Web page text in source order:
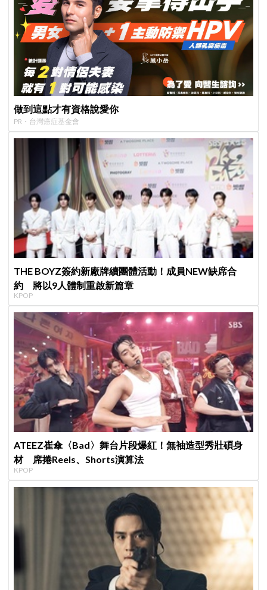
做到這點才有資格說愛你
PR・台灣癌症基金會
THE BOYZ簽約新廠牌續團體活動！成員NEW缺席合
約 將以9人體制重啟新篇章
KPOP
ATEEZ崔傘〈Bad〉舞台片段爆紅！無袖造型秀壯碩身
材 席捲Reels、Shorts演算法
KPOP